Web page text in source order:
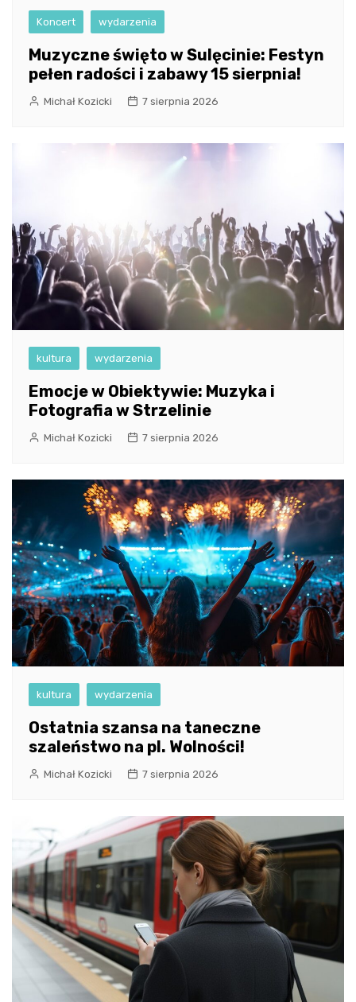
Koncert wydarzenia
Muzyczne święto w Sulęcinie: Festyn
pełen radości i zabawy 15 sierpnia!
Michał Kozicki 7 sierpnia 2026
kultura wydarzenia
Emocje w Obiektywie: Muzyka i
Fotografia w Strzelinie
Michał Kozicki 7 sierpnia 2026
kultura wydarzenia
Ostatnia szansa na taneczne
szaleństwo na pl. Wolności!
Michał Kozicki 7 sierpnia 2026